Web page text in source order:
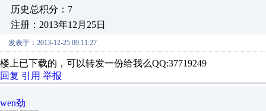
历史总积分：7
注册：2013年12月25日
发表于：2013-12-25 09:11:27
楼上已下载的，可以转发一份给我么QQ:37719249
回复 引用 举报
wen劲